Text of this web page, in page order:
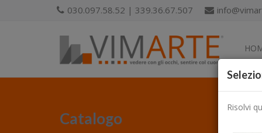
030.097.58.52 | 339.36.67.507
Catalogo
Risolvi